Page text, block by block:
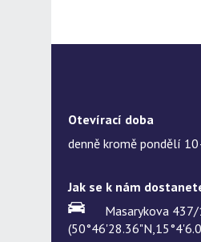
Otevírací doba
denně kromě pondělí
Jak se k nám
Masarykova